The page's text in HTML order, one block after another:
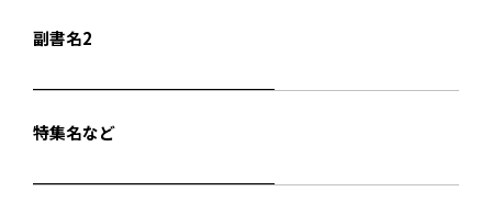
副書名2
特集名など